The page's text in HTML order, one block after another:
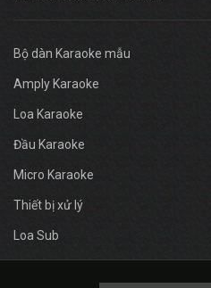
Bộ dàn Karaoke mẫu
Amply Karaoke
Loa Karaoke
Đầu Karaoke
Micro Karaoke
Thiết bị xử lý
Loa Sub